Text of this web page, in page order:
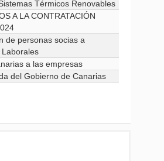
Térmicos Renovables
A LA CONTRATACIÓN
de personas socias a
a las empresas
del Gobierno de Canarias